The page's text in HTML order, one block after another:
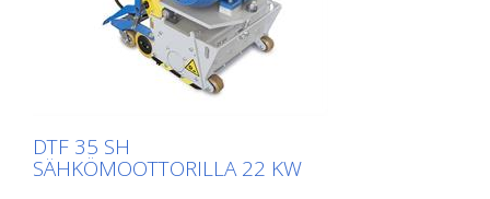
DTF 35 SH
SÄHKÖMOOTTORILLA 22 KW